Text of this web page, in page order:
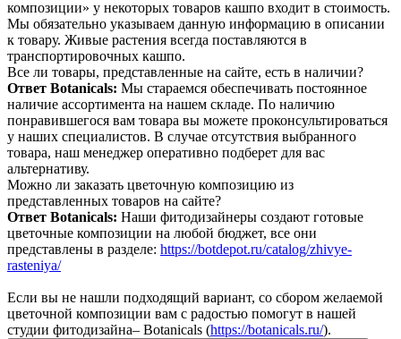
композиции» у некоторых товаров кашпо входит в стоимость.
Мы обязательно указываем данную информацию в описании
к товару. Живые растения всегда поставляются в
транспортировочных кашпо.
Все ли товары, представленные на сайте, есть в наличии?
Ответ Botanicals: Мы стараемся обеспечивать постоянное
наличие ассортимента на нашем складе. По наличию
понравившегося вам товара вы можете проконсультироваться
у наших специалистов. В случае отсутствия выбранного
товара, наш менеджер оперативно подберет для вас
альтернативу.
Можно ли заказать цветочную композицию из
представленных товаров на сайте?
Ответ Botanicals: Наши фитодизайнеры создают готовые
цветочные композиции на любой бюджет, все они
представлены в разделе: https://botdepot.ru/catalog/zhivye-
rasteniya/
Если вы не нашли подходящий вариант, со сбором желаемой
цветочной композиции вам с радостью помогут в нашей
студии фитодизайна– Botanicals (https://botanicals.ru/).